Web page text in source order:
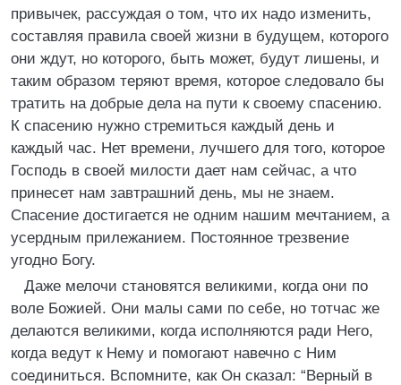
привычек, рассуждая о том, что их надо изменить,
составляя правила своей жизни в будущем, которого
они ждут, но которого, быть может, будут лишены, и
таким образом теряют время, которое следовало бы
тратить на добрые дела на пути к своему спасению.
К спасению нужно стремиться каждый день и
каждый час. Нет времени, лучшего для того, которое
Господь в своей милости дает нам сейчас, а что
принесет нам завтрашний день, мы не знаем.
Спасение достигается не одним нашим мечтанием, а
усердным прилежанием. Постоянное трезвение
угодно Богу.
Даже мелочи становятся великими, когда они по
воле Божией. Они малы сами по себе, но тотчас же
делаются великими, когда исполняются ради Него,
когда ведут к Нему и помогают навечно с Ним
соединиться. Вспомните, как Он сказал: “Верный в